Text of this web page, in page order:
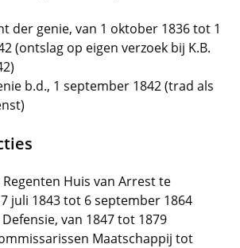
der genie, van 1 oktober 1836 tot 1
(ontslag op eigen verzoek bij K.B.
b.d., 1 september 1842 (trad als
Regenten Huis van Arrest te
juli 1843 tot 6 september 1864
van 1847 tot 1879
Maatschappij tot